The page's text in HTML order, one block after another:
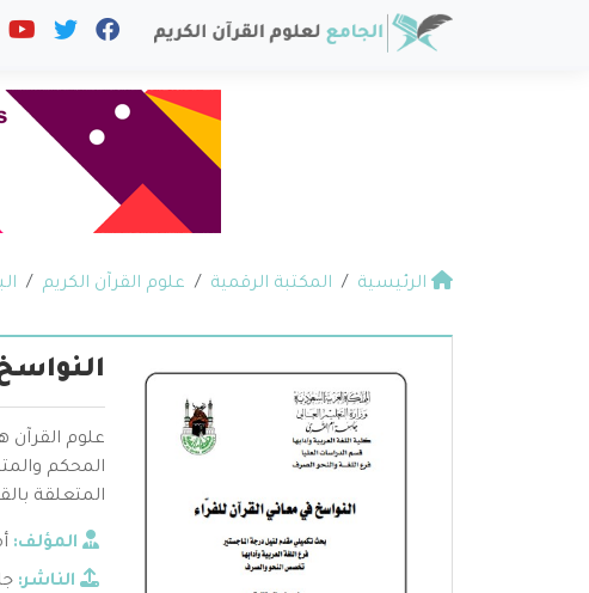
الرئيسية المكتبة الرقمية علوم القرآن الكريم
علوم القرآن
المحكم
المتعلقة
المؤلف:
الناشر: